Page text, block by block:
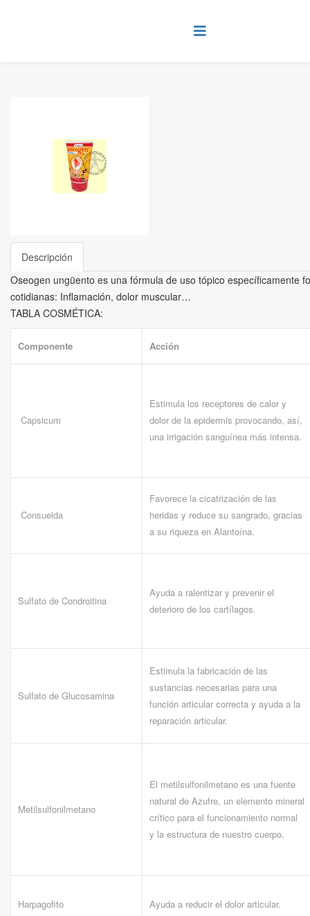
Descripción
Oseogen ungüento es una fórmula de uso tópico específicamente
cotidianas: Inflamación, dolor muscular…
TABLA COSMÉTICA:
Componente Acción
Capsicum
Estimula los receptores de calor y
dolor de la epidermis provocando, así,
una irrigación sanguínea más intensa.
Consuelda
Favorece la cicatrización de las
heridas y reduce su sangrado, gracias
a su riqueza en Alantoína.
Sulfato de Condroitina
Ayuda a ralentizar y prevenir el
deterioro de los cartílagos.
Sulfato de Glucosamina
Estimula la fabricación de las
sustancias necesarias para una
función articular correcta y ayuda a la
reparación articular.
Metilsulfonilmetano
El metilsulfonilmetano es una fuente
natural de Azufre, un elemento mineral
crítico para el funcionamiento normal
y la estructura de nuestro cuerpo.
Harpagofito Ayuda a reducir el dolor articular.